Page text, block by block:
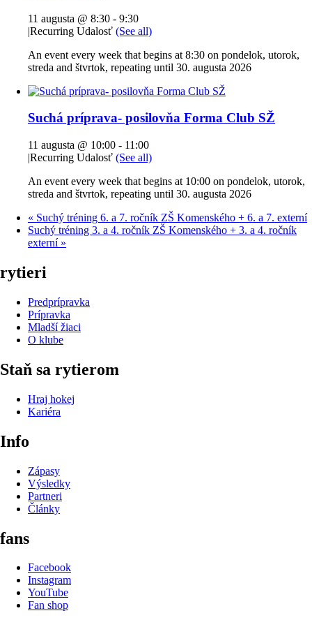
11 augusta @ 8:30 - 9:30
|Recurring Udalosť (See all)
An event every week that begins at 8:30 on pondelok, utorok,
streda and štvrtok, repeating until 30. augusta 2026
Suchá príprava- posilovňa Forma Club SŽ
11 augusta @ 10:00 - 11:00
|Recurring Udalosť (See all)
An event every week that begins at 10:00 on pondelok, utorok,
streda and štvrtok, repeating until 30. augusta 2026
« Suchý tréning 6. a 7. ročník ZŠ Komenského + 6. a 7. externí
Suchý tréning 3. a 4. ročník ZŠ Komenského + 3. a 4. ročník
externí »
rytieri
Predprípravka
Prípravka
Mladší žiaci
O klube
Staň sa rytierom
Hraj hokej
Kariéra
Info
Zápasy
Výsledky
Partneri
Články
fans
Facebook
Instagram
YouTube
Fan shop